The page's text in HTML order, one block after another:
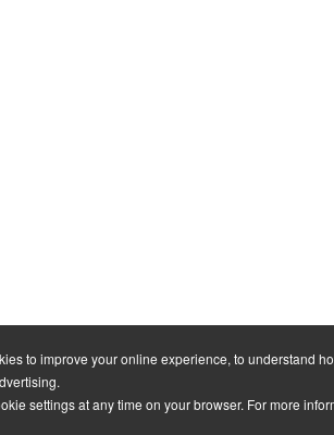
to improve your online experience, to understand
settings at any time on your browser. For more